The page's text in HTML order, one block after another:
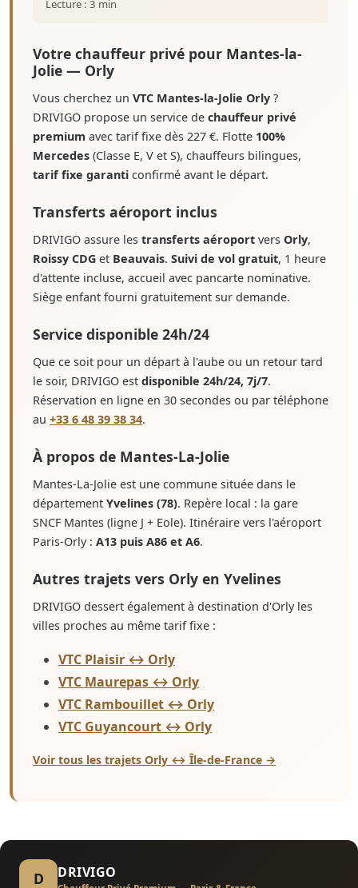
Lecture : 3 min
Votre chauffeur privé pour Mantes-la-
Jolie — Orly
Vous cherchez un VTC Mantes-la-Jolie Orly ?
DRIVIGO propose un service de chauffeur privé
premium avec tarif fixe dès 227 €. Flotte 100%
Mercedes (Classe E, V et S), chauffeurs bilingues,
tarif fixe garanti confirmé avant le départ.
Transferts aéroport inclus
DRIVIGO assure les transferts aéroport vers Orly,
Roissy CDG et Beauvais. Suivi de vol gratuit, 1 heure
d'attente incluse, accueil avec pancarte nominative.
Siège enfant fourni gratuitement sur demande.
Service disponible 24h/24
Que ce soit pour un départ à l'aube ou un retour tard
le soir, DRIVIGO est disponible 24h/24, 7j/7.
Réservation en ligne en 30 secondes ou par téléphone
au +33 6 48 39 38 34.
À propos de Mantes-La-Jolie
Mantes-La-Jolie est une commune située dans le
département Yvelines (78). Repère local : la gare
SNCF Mantes (ligne J + Eole). Itinéraire vers l'aéroport
Paris-Orly : A13 puis A86 et A6.
Autres trajets vers Orly en Yvelines
DRIVIGO dessert également à destination d'Orly les
villes proches au même tarif fixe :
VTC Plaisir ↔ Orly
VTC Maurepas ↔ Orly
VTC Rambouillet ↔ Orly
VTC Guyancourt ↔ Orly
Voir tous les trajets Orly ↔ Île-de-France →
D DRIVIGO